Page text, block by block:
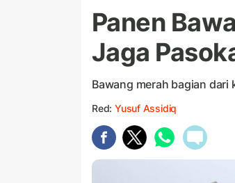
Panen
Jaga
Bawang merah bagian
Red: Yusuf Assidiq